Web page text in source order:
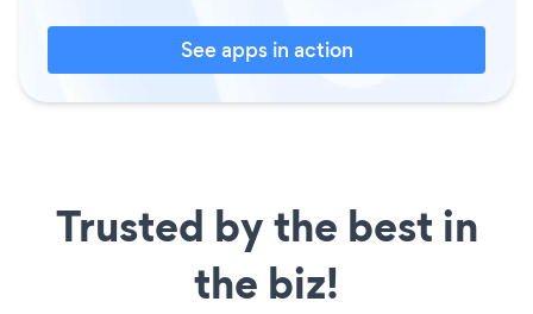
See apps in action
Trusted by the best in
the biz!